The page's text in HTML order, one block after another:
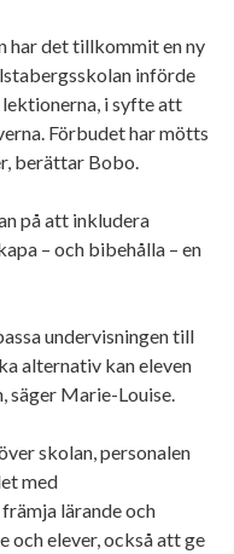
har det tillkommit en ny
införde
i syfte att
Förbudet har mötts
berättar Bobo.
på att inkludera
– och bibehålla – en
undervisningen till
alternativ kan eleven
säger Marie-Louise.
skolan, personalen
med
lärande och
elever, också att ge